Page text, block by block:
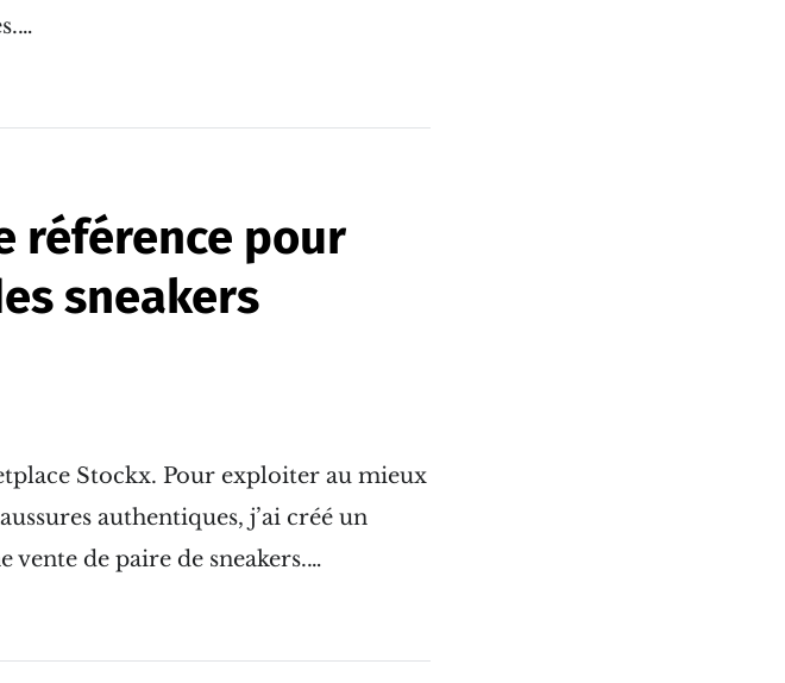
référence pour
sneakers
Stockx. Pour exploiter au mieux
authentiques, j’ai créé un
vente de paire de sneakers.…